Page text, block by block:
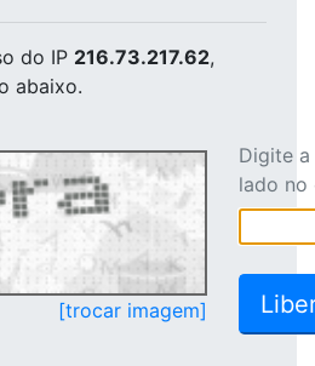
do IP 216.73.217.62,
abaixo.
[trocar imagem]
Digite
lado no